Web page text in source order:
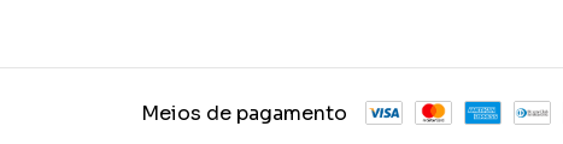
Meios de pagamento